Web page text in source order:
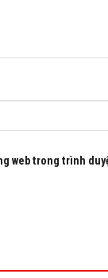
web trong trình